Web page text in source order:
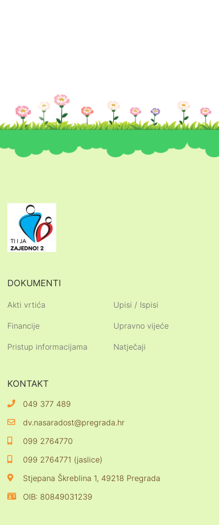
DOKUMENTI
Akti vrtića
Financije
Pristup informacijama
Upisi / Ispisi
Upravno vijeće
Natječaji
KONTAKT
049 377 489
dv.nasaradost@pregrada.hr
099 2764770
099 2764771 (jaslice)
Stjepana Škreblina 1, 49218 Pregrada
OIB: 80849031239